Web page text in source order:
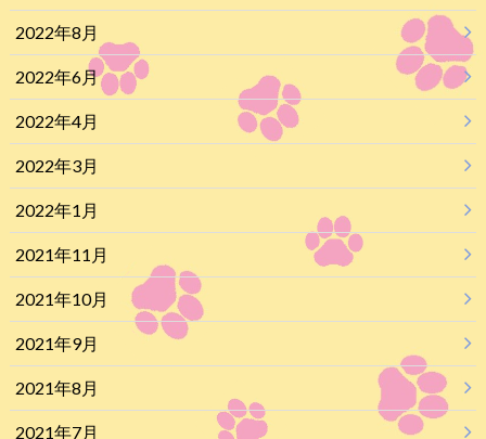
2022年8月
2022年6月
2022年4月
2022年3月
2022年1月
2021年11月
2021年10月
2021年9月
2021年8月
2021年7月